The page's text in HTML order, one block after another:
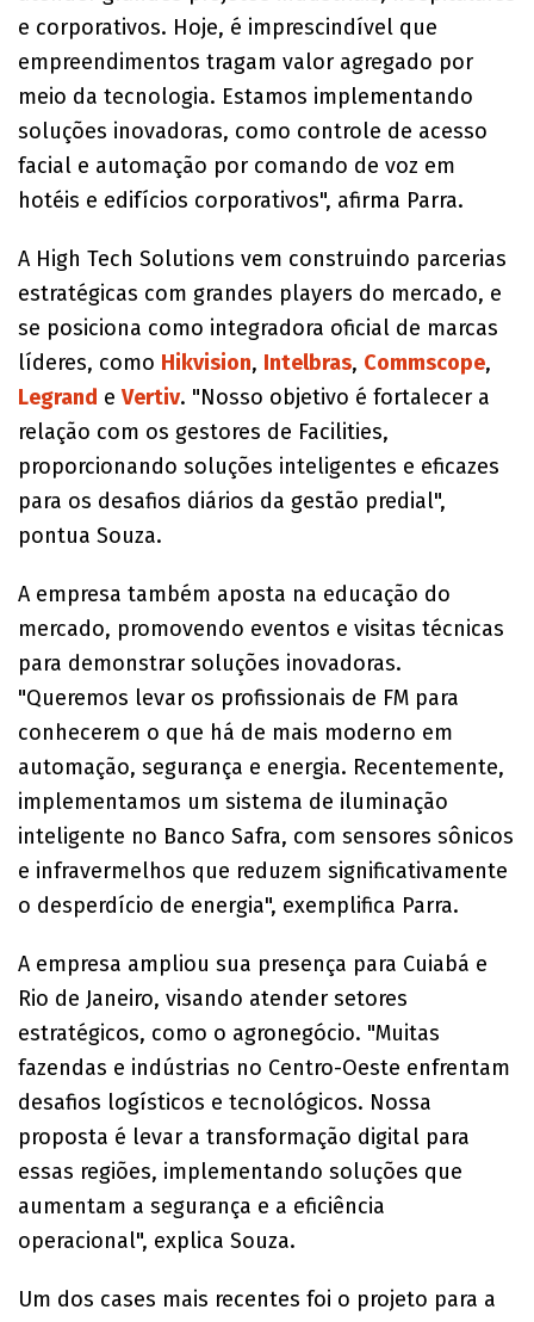
e corporativos. Hoje, é imprescindível que
empreendimentos tragam valor agregado por
meio da tecnologia. Estamos implementando
soluções inovadoras, como controle de acesso
facial e automação por comando de voz em
hotéis e edifícios corporativos", afirma Parra.
A High Tech Solutions vem construindo parcerias
estratégicas com grandes players do mercado, e
se posiciona como integradora oficial de marcas
líderes, como Hikvision, Intelbras, Commscope,
Legrand e Vertiv. "Nosso objetivo é fortalecer a
relação com os gestores de Facilities,
proporcionando soluções inteligentes e eficazes
para os desafios diários da gestão predial",
pontua Souza.
A empresa também aposta na educação do
mercado, promovendo eventos e visitas técnicas
para demonstrar soluções inovadoras.
"Queremos levar os profissionais de FM para
conhecerem o que há de mais moderno em
automação, segurança e energia. Recentemente,
implementamos um sistema de iluminação
inteligente no Banco Safra, com sensores sônicos
e infravermelhos que reduzem significativamente
o desperdício de energia", exemplifica Parra.
A empresa ampliou sua presença para Cuiabá e
Rio de Janeiro, visando atender setores
estratégicos, como o agronegócio. "Muitas
fazendas e indústrias no Centro-Oeste enfrentam
desafios logísticos e tecnológicos. Nossa
proposta é levar a transformação digital para
essas regiões, implementando soluções que
aumentam a segurança e a eficiência
operacional", explica Souza.
Um dos cases mais recentes foi o projeto para a